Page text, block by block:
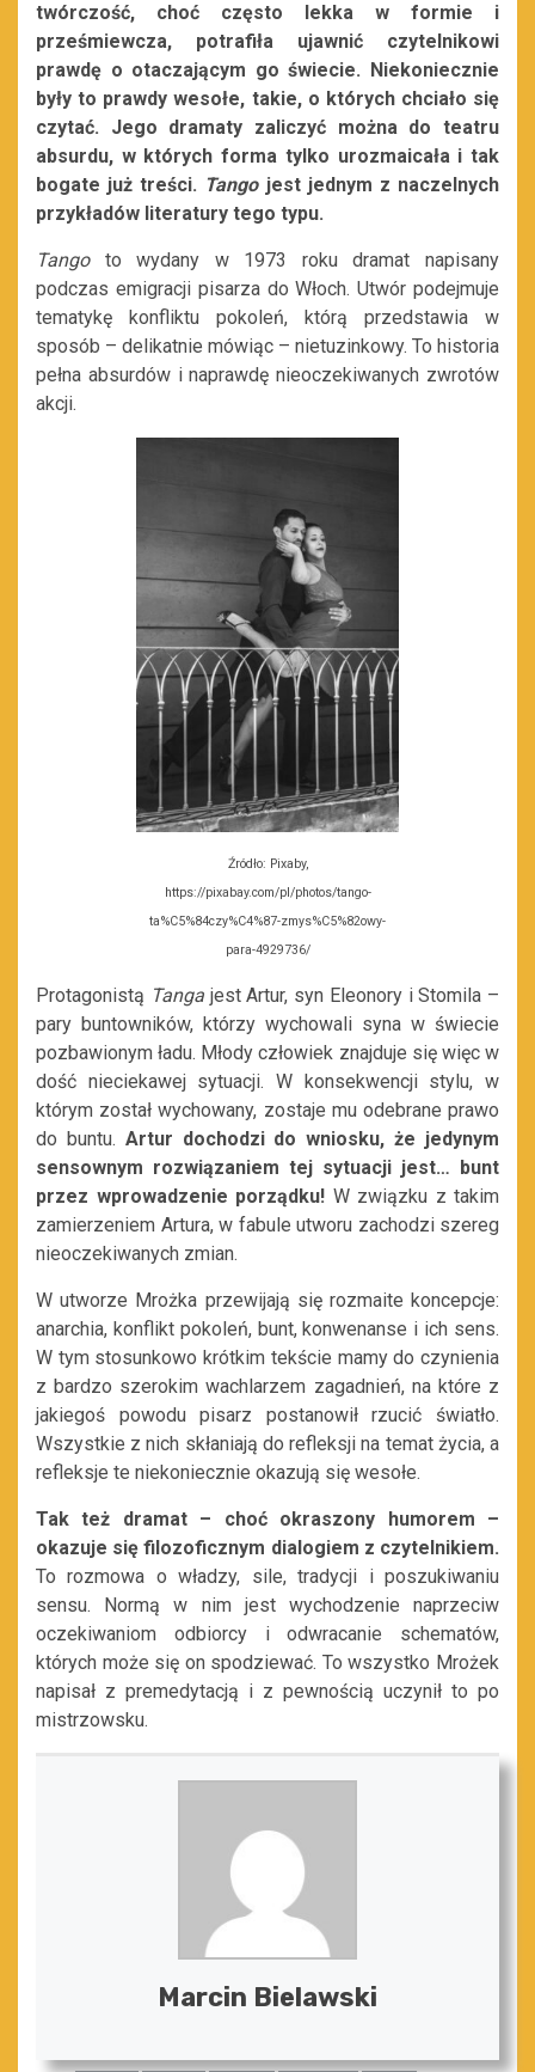
twórczość, choć często lekka w formie i
prześmiewcza, potrafiła ujawnić czytelnikowi
prawdę o otaczającym go świecie. Niekoniecznie
były to prawdy wesołe, takie, o których chciało się
czytać. Jego dramaty zaliczyć można do teatru
absurdu, w których forma tylko urozmaicała i tak
bogate już treści. Tangojest jednym z naczelnych
przykładów literatury tego typu.
Tangoto wydany w 1973 roku dramat napisany
podczas emigracji pisarza do Włoch. Utwór podejmuje
tematykę konfliktu pokoleń, którą przedstawia w
sposób – delikatnie mówiąc – nietuzinkowy. To historia
pełna absurdów i naprawdę nieoczekiwanych zwrotów
akcji.
Źródło: Pixaby,
https://pixabay.com/pl/photos/tango-
ta%C5%84czy%C4%87-zmys%C5%82owy-
para-4929736/
Protagonistą Tangajest Artur, syn Eleonory i Stomila –
pary buntowników, którzy wychowali syna w świecie
pozbawionym ładu. Młody człowiek znajduje się więc w
dość nieciekawej sytuacji. W konsekwencji stylu, w
którym został wychowany, zostaje mu odebrane prawo
do buntu. Artur dochodzi do wniosku, że jedynym
sensownym rozwiązaniem tej sytuacji jest… bunt
przez wprowadzenie porządku! W związku z takim
zamierzeniem Artura, w fabule utworu zachodzi szereg
nieoczekiwanych zmian.
W utworze Mrożka przewijają się rozmaite koncepcje:
anarchia, konflikt pokoleń, bunt, konwenanse i ich sens.
W tym stosunkowo krótkim tekście mamy do czynienia
z bardzo szerokim wachlarzem zagadnień, na które z
jakiegoś powodu pisarz postanowił rzucić światło.
Wszystkie z nich skłaniają do refleksji na temat życia, a
refleksje te niekoniecznie okazują się wesołe.
Tak też dramat – choć okraszony humorem –
okazuje się filozoficznym dialogiem z czytelnikiem.
To rozmowa o władzy, sile, tradycji i poszukiwaniu
sensu. Normą w nim jest wychodzenie naprzeciw
oczekiwaniom odbiorcy i odwracanie schematów,
których może się on spodziewać. To wszystko Mrożek
napisał z premedytacją i z pewnością uczynił to po
mistrzowsku.
Marcin Bielawski